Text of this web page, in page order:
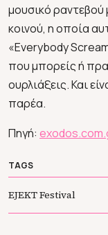
μουσικό ραντεβού
κοινού, η οποία
«Everybody
που μπορείς ή
ουρλιάξεις. Και
παρέα.
Πηγή:
TAGS
EJEKT Festival